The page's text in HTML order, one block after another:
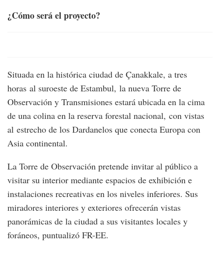
¿Cómo será el proyecto?
Situada en la histórica ciudad de Çanakkale, a tres
horas al suroeste de Estambul, la nueva Torre de
Observación y Transmisiones estará ubicada en la cima
de una colina en la reserva forestal nacional, con vistas
al estrecho de los Dardanelos que conecta Europa con
Asia continental.
La Torre de Observación pretende invitar al público a
visitar su interior mediante espacios de exhibición e
instalaciones recreativas en los niveles inferiores. Sus
miradores interiores y exteriores ofrecerán vistas
panorámicas de la ciudad a sus visitantes locales y
foráneos, puntualizó FR-EE.